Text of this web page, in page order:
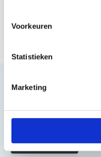
Voorkeuren
Statistieken
Marketing
Stijgbeugelriem
Heeft u vragen?
085 002 0715